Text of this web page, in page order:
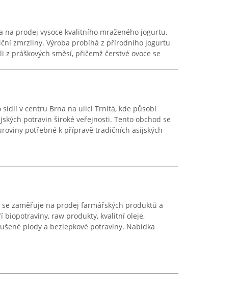
na prodej vysoce kvalitního mraženého jogurtu,
zmrzliny. Výroba probíhá z přírodního jogurtu
práškových směsí, přičemž čerstvé ovoce se
sídlí v centru Brna na ulici Trnitá, kde působí
potravin široké veřejnosti. Tento obchod se
potřebné k přípravě tradičních asijských
zaměřuje na prodej farmářských produktů a
biopotraviny, raw produkty, kvalitní oleje,
plody a bezlepkové potraviny. Nabídka